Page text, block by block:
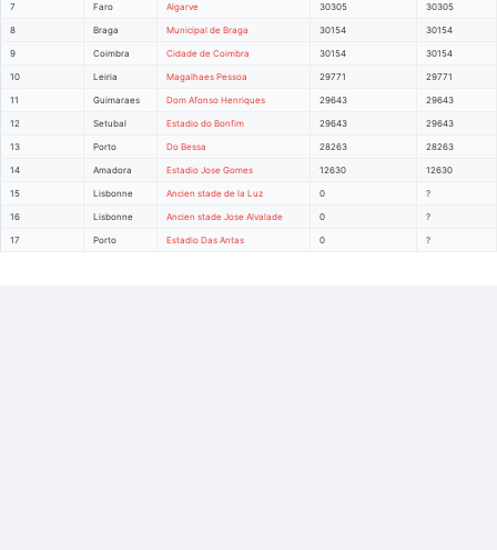
7 Faro Algarve 30305 30305
8 Braga Municipal de Braga 30154 30154
9 Coimbra Cidade de Coimbra 30154 30154
10 Leiria Magalhaes Pessoa 29771 29771
11 Guimaraes Dom Afonso Henriques 29643 29643
12 Setubal Estadio do Bonfim 29643 29643
13 Porto Do Bessa 28263 28263
14 Amadora Estadio Jose Gomes 12630 12630
15 Lisbonne Ancien stade de la Luz 0 ?
16 Lisbonne Ancien stade Jose Alvalade 0 ?
17 Porto Estadio Das Antas 0 ?